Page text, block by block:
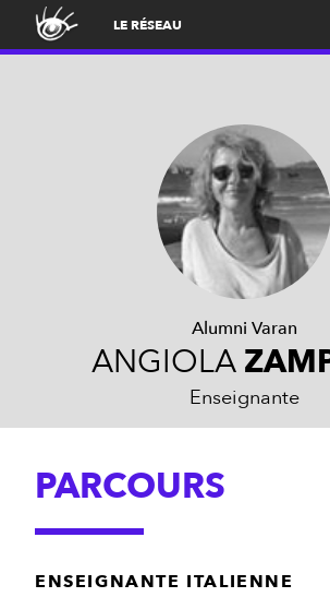
LE RÉSEAU
Alumni Varan
ANGIOLA
Enseignante
PARCOURS
ENSEIGNANTE ITALIENNE